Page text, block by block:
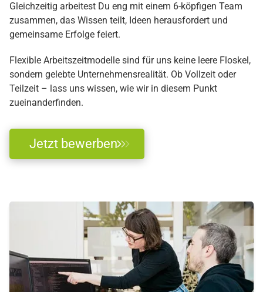
Gleichzeitig arbeitest Du eng mit einem 6-köpfigen Team
zusammen, das Wissen teilt, Ideen herausfordert und
gemeinsame Erfolge feiert.
Flexible Arbeitszeitmodelle sind für uns keine leere Floskel,
sondern gelebte Unternehmensrealität. Ob Vollzeit oder
Teilzeit – lass uns wissen, wie wir in diesem Punkt
zueinanderfinden.
Jetzt bewerben